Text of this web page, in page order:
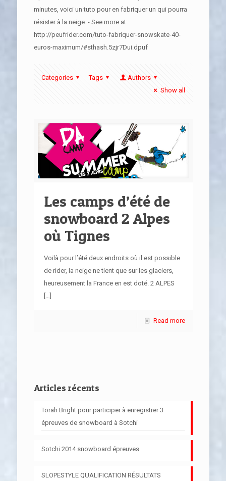
minutes, voici un tuto pour en fabriquer un qui pourra
résister à la neige. - See more at:
http://peufrider.com/tuto-fabriquer-snowskate-40-
euros-maximum/#sthash.5zjr7Dui.dpuf
Categories Tags
Authors
Show all
Les camps d’été de
snowboard 2 Alpes
où Tignes
Voilà pour l’été deux endroits où il est possible
de rider, la neige ne tient que sur les glaciers,
heureusement la France en est doté. 2 ALPES
[…]
Read more
Articles récents
Torah Bright pour participer à enregistrer 3
épreuves de snowboard à Sotchi
Sotchi 2014 snowboard épreuves
SLOPESTYLE QUALIFICATION RÉSULTATS